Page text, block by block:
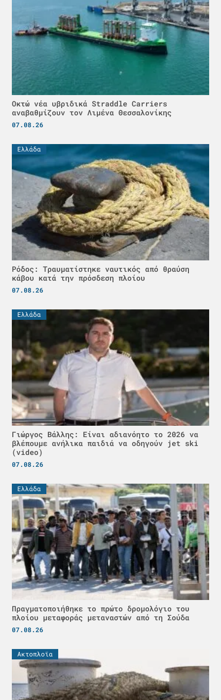
Οκτώ νέα υβριδικά Straddle Carriers
αναβαθμίζουν τον Λιμένα Θεσσαλονίκης
07.08.26
Ελλάδα
Ρόδος: Τραυματίστηκε ναυτικός από θραύση
κάβου κατά την πρόσδεση πλοίου
07.08.26
Ελλάδα
Γιώργος Βάλλης: Είναι αδιανόητο το 2026 να
βλέπουμε ανήλικα παιδιά να οδηγούν jet ski
(video)
07.08.26
Ελλάδα
Πραγματοποιήθηκε το πρώτο δρομολόγιο του
πλοίου μεταφοράς μεταναστών από τη Σούδα
07.08.26
Ακτοπλοϊα